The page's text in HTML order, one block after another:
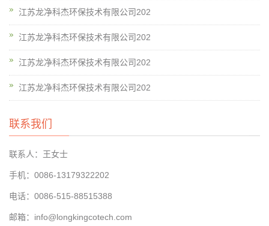
江苏龙净科杰环保技术有限公司202
江苏龙净科杰环保技术有限公司202
江苏龙净科杰环保技术有限公司202
江苏龙净科杰环保技术有限公司202
联系我们
联系人：王女士
手机：0086-13179322202
电话：0086-515-88515388
邮箱：info@longkingcotech.com